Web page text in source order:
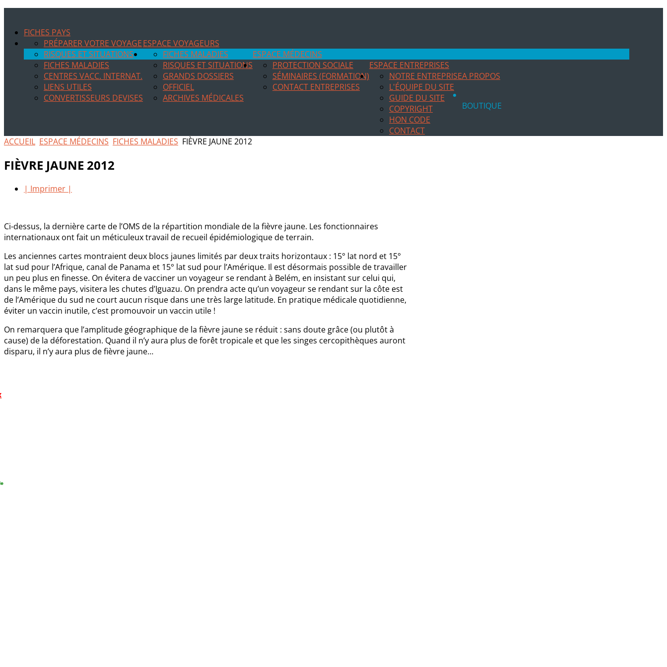
FICHES PAYS
ESPACE VOYAGEURS
PRÉPARER VOTRE VOYAGE
RISQUES ET SITUATIONS
FICHES MALADIES
CENTRES VACC. INTERNAT.
LIENS UTILES
CONVERTISSEURS DEVISES
ESPACE MÉDECINS
FICHES MALADIES
RISQUES ET SITUATIONS
GRANDS DOSSIERS
OFFICIEL
ARCHIVES MÉDICALES
ESPACE ENTREPRISES
PROTECTION SOCIALE
SÉMINAIRES (FORMATION)
CONTACT ENTREPRISES
A PROPOS
NOTRE ENTREPRISE
L'ÉQUIPE DU SITE
GUIDE DU SITE
COPYRIGHT
HON CODE
CONTACT
BOUTIQUE
ACCUEIL ESPACE MÉDECINS FICHES MALADIES FIÈVRE JAUNE 2012
FIÈVRE JAUNE 2012
| Imprimer |
Ci-dessus, la dernière carte de l’OMS de la répartition mondiale de la fièvre jaune. Les fonctionnaires
internationaux ont fait un méticuleux travail de recueil épidémiologique de terrain.
Les anciennes cartes montraient deux blocs jaunes limités par deux traits horizontaux : 15° lat nord et 15°
lat sud pour l’Afrique, canal de Panama et 15° lat sud pour l’Amérique. Il est désormais possible de travailler
un peu plus en finesse. On évitera de vacciner un voyageur se rendant à Belém, en insistant sur celui qui,
dans le même pays, visitera les chutes d’Iguazu. On prendra acte qu’un voyageur se rendant sur la côte est
de l’Amérique du sud ne court aucun risque dans une très large latitude. En pratique médicale quotidienne,
éviter un vaccin inutile, c’est promouvoir un vaccin utile !
On remarquera que l’amplitude géographique de la fièvre jaune se réduit : sans doute grâce (ou plutôt à
cause) de la déforestation. Quand il n’y aura plus de forêt tropicale et que les singes cercopithèques auront
disparu, il n’y aura plus de fièvre jaune…